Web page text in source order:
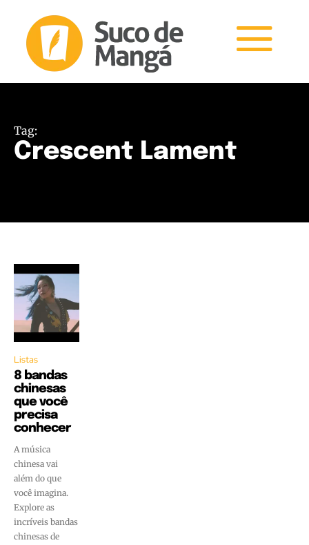
Tag:
Crescent Lament
Listas
8 bandas
chinesas
que você
precisa
conhecer
A música
chinesa vai
além do que
você imagina.
Explore as
incríveis bandas
chinesas de